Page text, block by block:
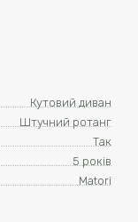
Кутовий диван
Штучний ротанг
Так
5 років
Matori